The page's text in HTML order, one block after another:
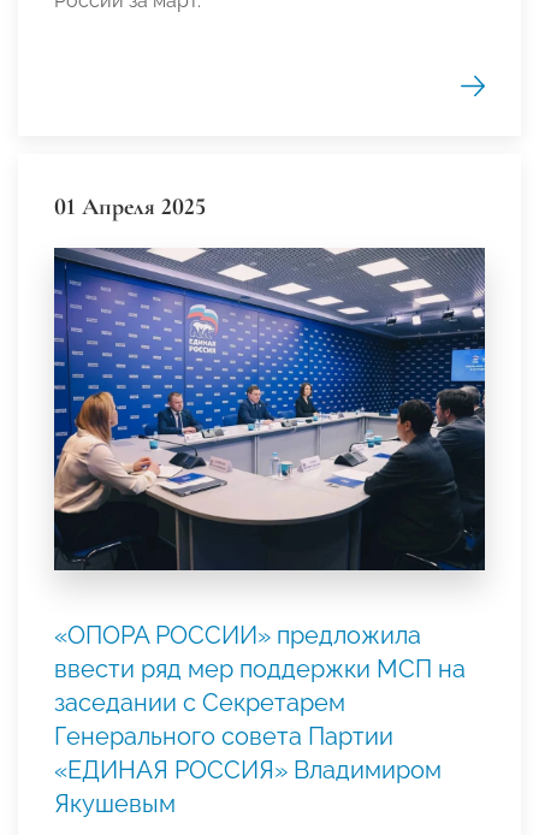
01 Апреля 2025
«ОПОРА РОССИИ» предложила
ввести ряд мер поддержки МСП на
заседании с Секретарем
Генерального совета Партии
«ЕДИНАЯ РОССИЯ» Владимиром
Якушевым